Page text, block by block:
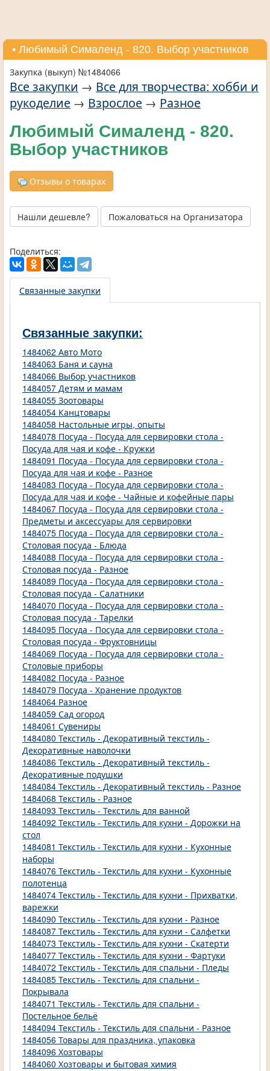
• Любимый Сималенд - 820. Выбор участников
Закупка (выкуп) №1484066
Все закупки → Все для творчества: хобби и
рукоделие → Взрослое → Разное
Любимый Сималенд - 820.
Выбор участников
Отзывы о товарах
Нашли дешевле? Пожаловаться на Организатора
Поделиться:
Связанные закупки
Связанные закупки:
1484062 Авто Мото
1484063 Баня и сауна
1484066 Выбор участников
1484057 Детям и мамам
1484055 Зоотовары
1484054 Канцтовары
1484058 Настольные игры, опыты
1484078 Посуда - Посуда для сервировки стола -
Посуда для чая и кофе - Кружки
1484091 Посуда - Посуда для сервировки стола -
Посуда для чая и кофе - Разное
1484083 Посуда - Посуда для сервировки стола -
Посуда для чая и кофе - Чайные и кофейные пары
1484067 Посуда - Посуда для сервировки стола -
Предметы и аксессуары для сервировки
1484075 Посуда - Посуда для сервировки стола -
Столовая посуда - Блюда
1484088 Посуда - Посуда для сервировки стола -
Столовая посуда - Разное
1484089 Посуда - Посуда для сервировки стола -
Столовая посуда - Салатники
1484070 Посуда - Посуда для сервировки стола -
Столовая посуда - Тарелки
1484095 Посуда - Посуда для сервировки стола -
Столовая посуда - Фруктовницы
1484069 Посуда - Посуда для сервировки стола -
Столовые приборы
1484082 Посуда - Разное
1484079 Посуда - Хранение продуктов
1484064 Разное
1484059 Сад огород
1484061 Сувениры
1484080 Текстиль - Декоративный текстиль -
Декоративные наволочки
1484086 Текстиль - Декоративный текстиль -
Декоративные подушки
1484084 Текстиль - Декоративный текстиль - Разное
1484068 Текстиль - Разное
1484093 Текстиль - Текстиль для ванной
1484092 Текстиль - Текстиль для кухни - Дорожки на
стол
1484081 Текстиль - Текстиль для кухни - Кухонные
наборы
1484076 Текстиль - Текстиль для кухни - Кухонные
полотенца
1484074 Текстиль - Текстиль для кухни - Прихватки,
варежки
1484090 Текстиль - Текстиль для кухни - Разное
1484087 Текстиль - Текстиль для кухни - Салфетки
1484073 Текстиль - Текстиль для кухни - Скатерти
1484077 Текстиль - Текстиль для кухни - Фартуки
1484072 Текстиль - Текстиль для спальни - Пледы
1484085 Текстиль - Текстиль для спальни -
Покрывала
1484071 Текстиль - Текстиль для спальни -
Постельное бельё
1484094 Текстиль - Текстиль для спальни - Разное
1484056 Товары для праздника, упаковка
1484096 Хозтовары
1484060 Хозтовары и бытовая химия